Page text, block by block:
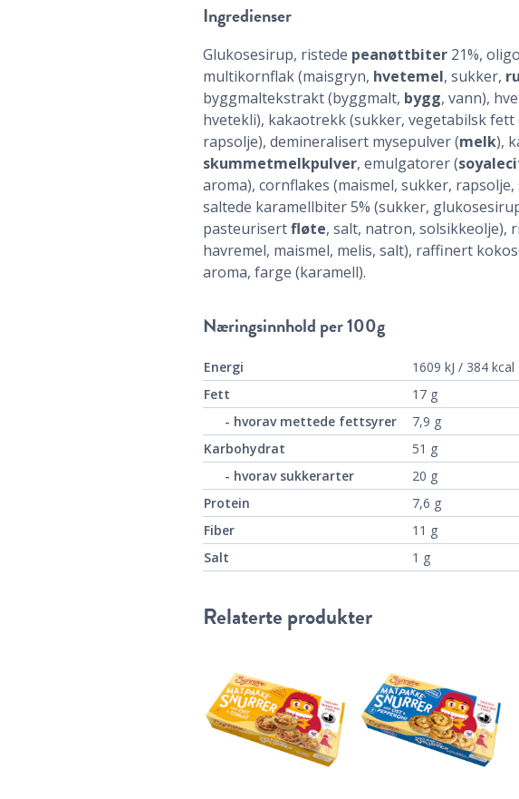
Ingredienser
Glukosesirup, ristede peanøttbiter 21%,
multikornflak (maisgryn, hvetemel, sukker,
byggmaltekstrakt (byggmalt, bygg, vann),
hvetekli), kakaotrekk (sukker, vegetabilsk
rapsolje), demineralisert mysepulver (melk),
skummetmelkpulver, emulgatorer (
aroma), cornflakes (maismel, sukker, rapsolje,
saltede karamellbiter 5% (sukker,
pasteurisertfløte, salt, natron, solsikkeolje),
havremel, maismel, melis, salt), raffinert
aroma, farge (karamell).
Næringsinnhold per 100g
Energi
1609 kJ / 384 kcal
Fett
17 g
- hvorav mettede fettsyrer
7,9 g
Karbohydrat
51 g
- hvorav sukkerarter
20 g
Protein
7,6 g
Fiber
11 g
Salt
1 g
Relaterte produkter